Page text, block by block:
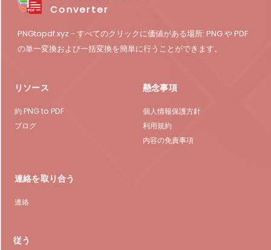
Converter
PNGtopdf.xyz - すべてのクリックに価値がある場所: PNG や PDF
の単一変換および一括変換を簡単に行うことができます。
リソース
約 PNG to PDF
ブログ
懸念事項
個人情報保護方針
利用規約
内容の免責事項
連絡を取り合う
連絡
従う